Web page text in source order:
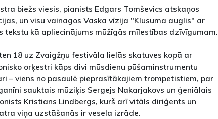
biežs viesis, pianists Edgars Tomševics atskaņos
un visu vainagos Vaska vīzija "Klusuma auglis" ar
tekstu kā apliecinājums mūžīgās mīlestības dzīvīgumam.
18 uz Zvaigžņu festivāla lielās skatuves kopā ar
orķestri kāps divi mūsdienu pūšaminstrumentu
– viens no pasaulē pieprasītākajiem trompetistiem, par
sauktais mūziķis Sergejs Nakarjakovs un ģeniālais
Kristians Lindbergs, kurš arī vitāls diriģents un
viņa uzstāšanās ir vesela izrāde.